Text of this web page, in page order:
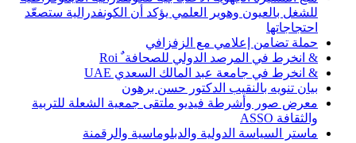
للشغل بالعيون وهوير العلمي يؤكد أن الكونفدرالية ستصعّد
احتجاجاتها
حملة تضامن إعلامي مع الزفزافي
& انخرط في المرصد الدولي للصحافة ٌ Roi
& انخرط في جامعة عبد المالك السعدي UAE
بيان تنويه بالنقيب الدكتور حسن برهون
معرض صور وأشرطة فيديو ملتقى جمعية الشعلة للتربية
والثقافة ASSO
ماستر السياسة الدولية والدبلوماسية والرقمنة